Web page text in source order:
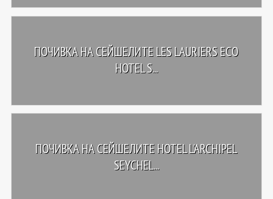
ПОЧИВКА НА СЕЙШЕЛИТЕ LES LAURIERS ECO
HOTEL S...
ПОЧИВКА НА СЕЙШЕЛИТЕ HOTEL L'ARCHIPEL
SEYCHEL...